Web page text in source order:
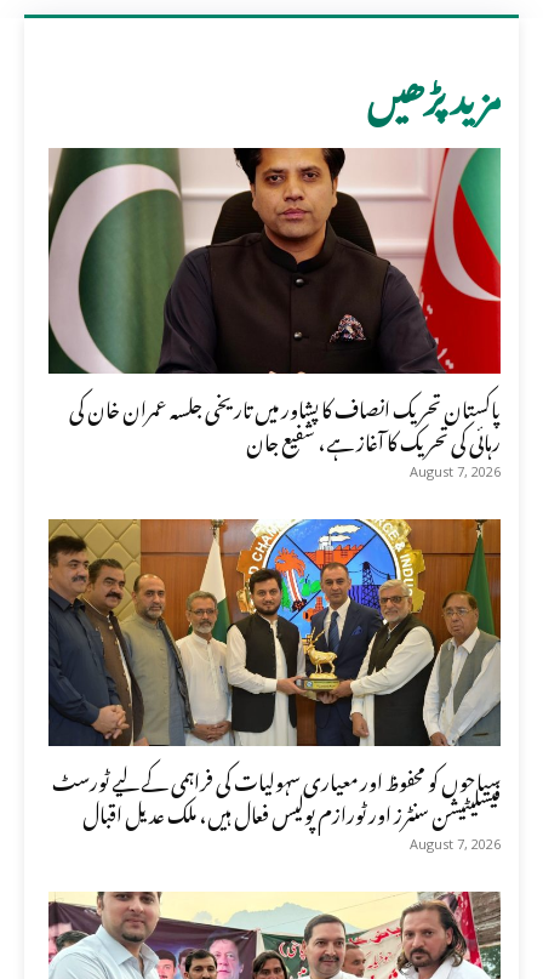
مزید پڑھیں
پاکستان تحریک انصاف کا پشاور میں تاریخی جلسہ عمران خان کی
رہائی کی تحریک کا آغاز ہے، شفیع جان
August 7, 2026
سیاحوں کو محفوظ اور معیاری سہولیات کی فراہمی کے لیے ٹورسٹ
فیسلیٹیشن سنٹرز اور ٹورازم پولیس فعال ہیں، ملک عدیل اقبال
August 7, 2026